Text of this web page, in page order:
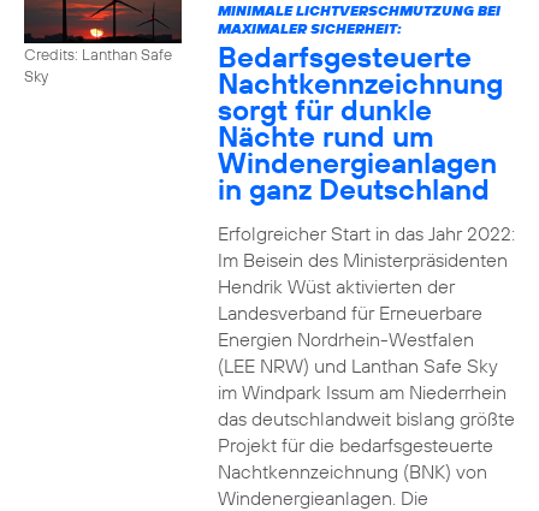
Credits: Lanthan Safe
Sky
MINIMALE LICHTVERSCHMUTZUNG BEI
MAXIMALER SICHERHEIT:
Bedarfsgesteuerte
Nachtkennzeichnung
sorgt für dunkle
Nächte rund um
Windenergieanlagen
in ganz Deutschland
Erfolgreicher Start in das Jahr 2022:
Im Beisein des Ministerpräsidenten
Hendrik Wüst aktivierten der
Landesverband für Erneuerbare
Energien Nordrhein-Westfalen
(LEE NRW) und Lanthan Safe Sky
im Windpark Issum am Niederrhein
das deutschlandweit bislang größte
Projekt für die bedarfsgesteuerte
Nachtkennzeichnung (BNK) von
Windenergieanlagen. Die